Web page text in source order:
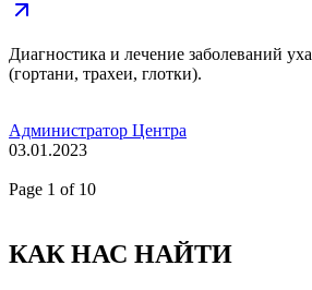
Диагностика и лечение заболеваний
(гортани, трахеи, глотки).
Администратор Центра
03.01.2023
Page 1 of 10
КАК НАС НАЙТИ